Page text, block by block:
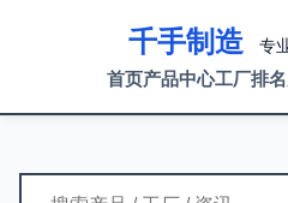
千手制造 专
首页产品中心工厂排名